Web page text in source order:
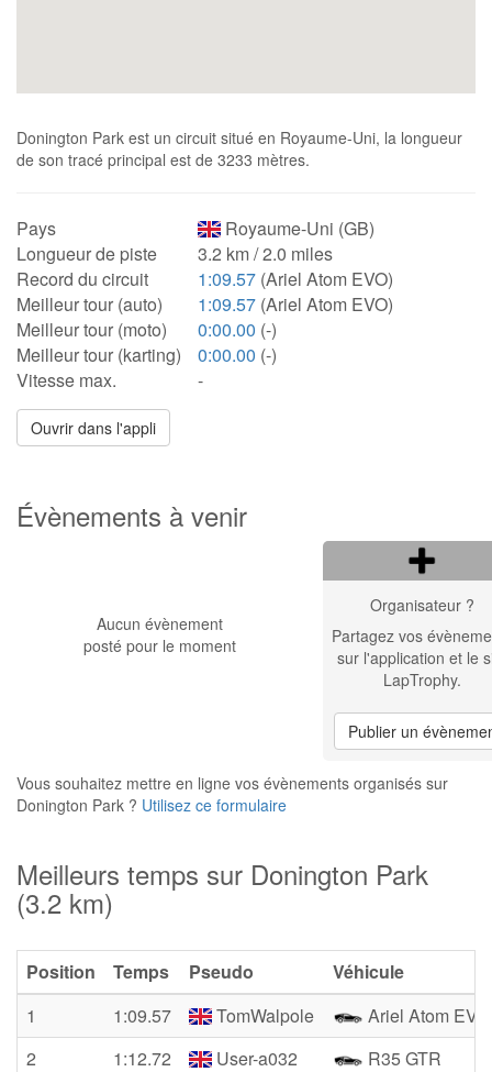
Donington Park est un circuit situé en Royaume-Uni, la longueur
de son tracé principal est de 3233 mètres.
Pays
Royaume-Uni (GB)
Longueur de piste
3.2 km / 2.0 miles
Record du circuit
1:09.57 (Ariel Atom EVO)
Meilleur tour (auto)
1:09.57 (Ariel Atom EVO)
Meilleur tour (moto)
0:00.00 (-)
Meilleur tour (karting)
0:00.00 (-)
Vitesse max.
-
Ouvrir dans l'appli
Évènements à venir
Aucun évènement
posté pour le moment
Organisateur ?
Partagez vos
sur l'application et le
LapTrophy.
Publier un
Vous souhaitez mettre en ligne vos évènements organisés sur
Donington Park ? Utilisez ce formulaire
Meilleurs temps sur Donington Park
(3.2 km)
Position Temps Pseudo
Véhicule
1
1:09.57 TomWalpole
Ariel Atom EVO
2
1:12.72 User-a032
R35 GTR